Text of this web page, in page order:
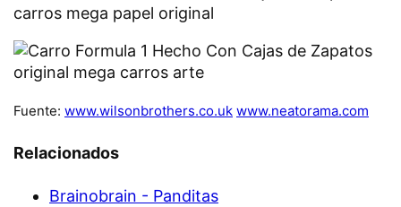
Fuente: www.wilsonbrothers.co.uk www.neatorama.com
Relacionados
Brainobrain - Panditas